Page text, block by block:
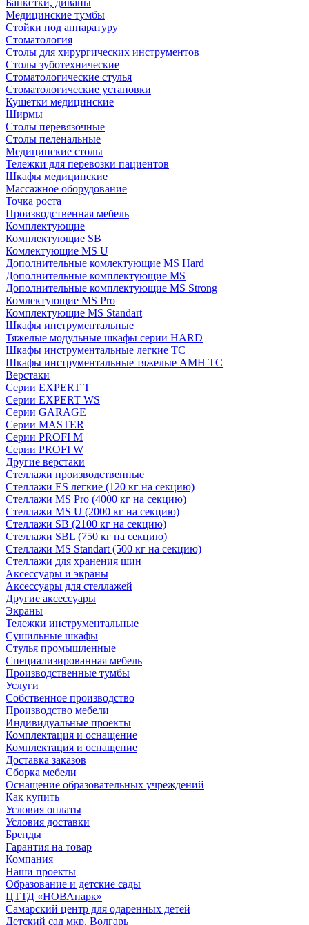
Банкетки, диваны
Медицинские тумбы
Стойки под аппаратуру
Стоматология
Столы для хирургических инструментов
Столы зуботехнические
Стоматологические стулья
Стоматологические установки
Кушетки медицинские
Ширмы
Столы перевязочные
Столы пеленальные
Медицинские столы
Тележки для перевозки пациентов
Шкафы медицинские
Массажное оборудование
Точка роста
Производственная мебель
Комплектующие
Комплектующие SB
Комлектующие MS U
Дополнительные комлектующие MS Hard
Дополнительные комплектующие MS
Дополнительные комплектующие MS Strong
Комлектующие MS Pro
Комплектующие MS Standart
Шкафы инструментальные
Тяжелые модульные шкафы серии HARD
Шкафы инструментальные легкие ТС
Шкафы инструментальные тяжелые AMH TC
Верстаки
Серии EXPERT T
Серии EXPERT WS
Серии GARAGE
Серии MASTER
Серии PROFI M
Серии PROFI W
Другие верстаки
Стеллажи производственные
Стеллажи ES легкие (120 кг на секцию)
Стеллажи MS Pro (4000 кг на секцию)
Стеллажи MS U (2000 кг на секцию)
Стеллажи SB (2100 кг на секцию)
Стеллажи SBL (750 кг на секцию)
Стеллажи MS Standart (500 кг на секцию)
Стеллажи для хранения шин
Аксессуары и экраны
Аксессуары для стеллажей
Другие аксессуары
Экраны
Тележки инструментальные
Сушильные шкафы
Стулья промышленные
Специализированная мебель
Производственные тумбы
Услуги
Собственное производство
Производство мебели
Индивидуальные проекты
Комплектация и оснащение
Комплектация и оснащение
Доставка заказов
Сборка мебели
Оснащение образовательных учреждений
Как купить
Условия оплаты
Условия доставки
Бренды
Гарантия на товар
Компания
Наши проекты
Образование и детские сады
ЦТТД «НОВАпарк»
Самарский центр для одаренных детей
Детский сад мкр. Волгарь